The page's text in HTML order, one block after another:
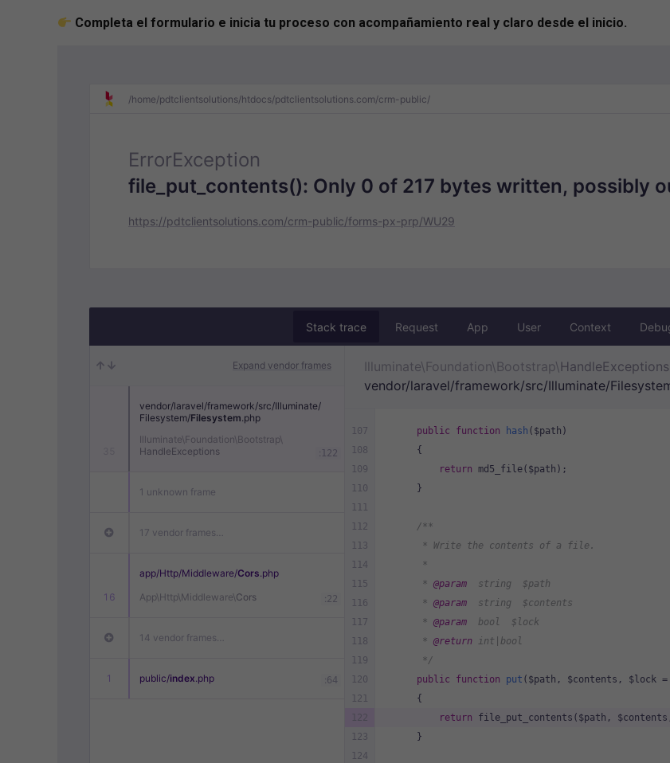
Completa el formulario e inicia tu proceso con acompañamiento real y claro desde el inicio.